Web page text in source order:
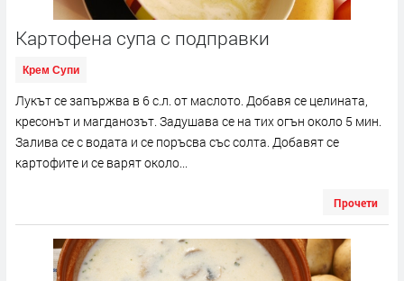
Картофена супа с подправки
Крем Супи
Лукът се запържва в 6 с.л. от маслото. Добавя се целината,
кресонът и магданозът. Задушава се на тих огън около 5 мин.
Залива се с водата и се поръсва със солта. Добавят се
картофите и се варят около...
Прочети